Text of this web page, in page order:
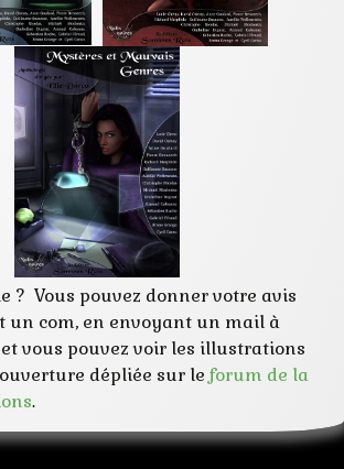
? Vous pouvez donner votre avis
un com, en envoyant un mail à
et vous pouvez voir les illustrations
dépliée sur leforum de la
.